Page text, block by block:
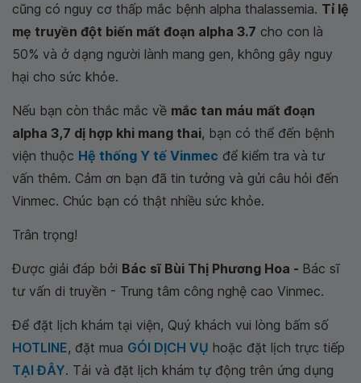
cũng có nguy cơ thấp mắc bệnh alpha thalassemia. Tỉ lệ
mẹ truyền đột biến mất đoạn alpha 3.7 cho con là
50% và ở dạng người lành mang gen, không gây nguy
hại cho sức khỏe.
Nếu bạn còn thắc mắc về mắc tan máu mất đoạn
alpha 3,7 dị hợp khi mang thai, bạn có thể đến bệnh
viện thuộc Hệ thống Y tế Vinmec để kiểm tra và tư
vấn thêm. Cảm ơn bạn đã tin tưởng và gửi câu hỏi đến
Vinmec. Chúc bạn có thật nhiều sức khỏe.
Trân trọng!
Được giải đáp bởi Bác sĩ Bùi Thị Phương Hoa - Bác sĩ
tư vấn di truyền - Trung tâm công nghệ cao Vinmec.
Để đặt lịch khám tại viện, Quý khách vui lòng bấm số
HOTLINE, đặt mua GÓI DỊCH VỤ hoặc đặt lịch trực tiếp
TẠI ĐÂY. Tải và đặt lịch khám tự động trên ứng dụng